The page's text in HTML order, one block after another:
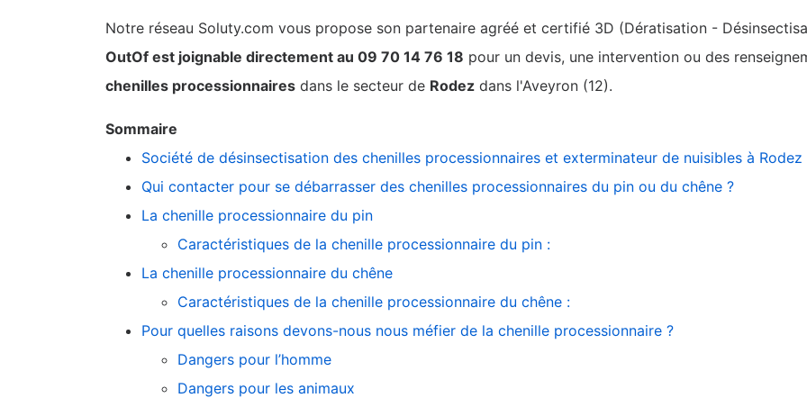
Notre réseau Soluty.com vous propose son partenaire agréé et certifié 3D (Dératisation -
OutOf est joignable directement au 09 70 14 76 18 pour un devis, une intervention ou des
chenilles processionnaires dans le secteur de Rodez dans l'Aveyron (12).
Sommaire
Société de désinsectisation des chenilles processionnaires et exterminateur de nuisibles à
Qui contacter pour se débarrasser des chenilles processionnaires du pin ou du chêne ?
La chenille processionnaire du pin
Caractéristiques de la chenille processionnaire du pin :
La chenille processionnaire du chêne
Caractéristiques de la chenille processionnaire du chêne :
Pour quelles raisons devons-nous nous méfier de la chenille processionnaire ?
Dangers pour l’homme
Dangers pour les animaux